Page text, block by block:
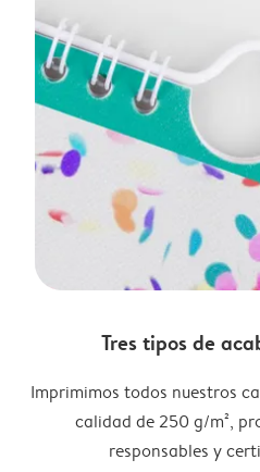
Tres tipos de
Imprimimos todos nuestros
calidad de 250 g/m²,
responsables y